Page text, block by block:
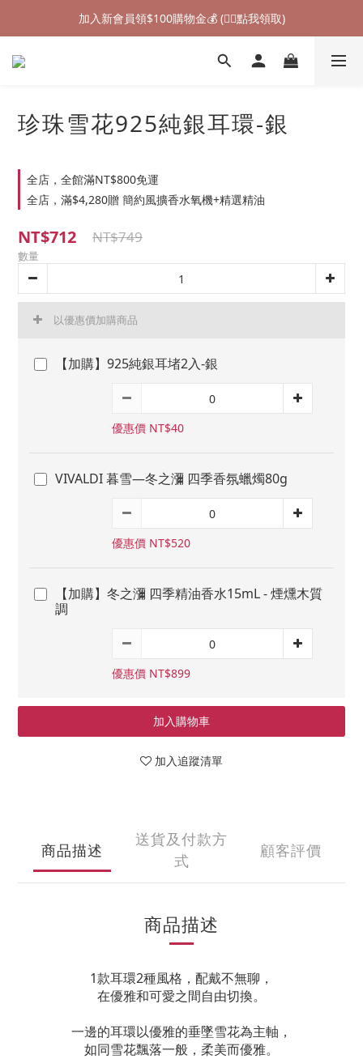
加入新會員領$100購物金💰 (👉🏻點我領取)
加入新會員領$100購物金💰 (👉🏻點我領取)
七夕情人節禮物❤85折起 (👉🏻點我探索)
珍珠雪花925純銀耳環-銀
全店，全館滿NT$800免運
全店，滿$4,280贈 簡約風擴香水氧機+精選精油
NT$712 NT$749
數量
以優惠價加購商品
【加購】925純銀耳堵2入-銀
優惠價 NT$40
VIVALDI 暮雪—冬之瀰 四季香氛蠟燭80g
優惠價 NT$520
【加購】冬之瀰 四季精油香水15mL - 煙燻木質
調
優惠價 NT$899
加入購物車
加入追蹤清單
商品描述
送貨及付款方
式
顧客評價
商品描述
1款耳環2種風格，配戴不無聊，
在優雅和可愛之間自由切換。
一邊的耳環以優雅的垂墜雪花為主軸，
如同雪花飄落一般，柔美而優雅。